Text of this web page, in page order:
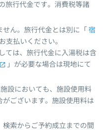
旅行代金です。消費税等諸
ん。旅行代金とは別に「宿
支払いください。
ては、旅行代金に入湯税は含
」が必要な場合は現地にて
設においても、施設使用料
がございます。施設使用料は
索からご予約成立までの間